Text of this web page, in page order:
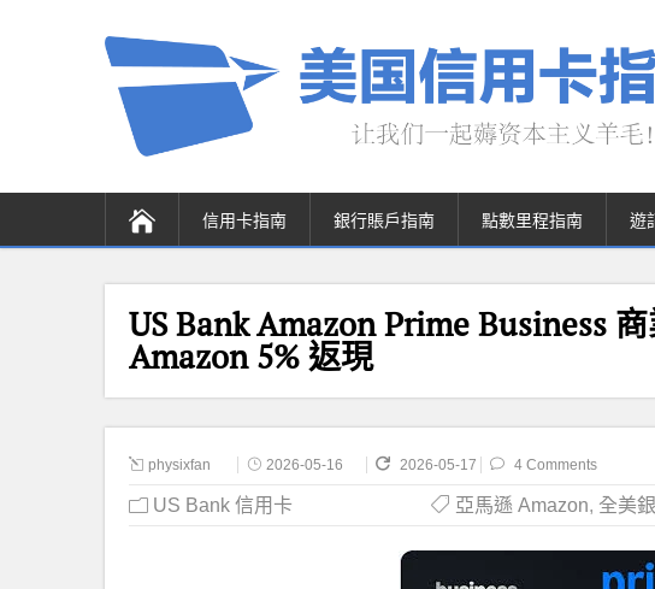
信用卡指南 銀行賬戶指南 點數里程指南 遊
US Bank Amazon Prime Business
Amazon 5% 返現
physixfan 2026-05-16 2026-05-17 4 Comments
US Bank 信用卡 亞馬遜 Amazon, 全美